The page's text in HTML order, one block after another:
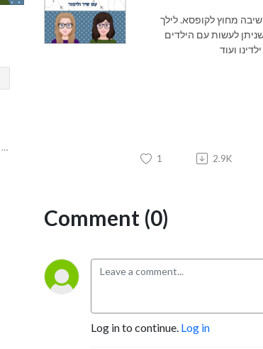
מחוץ לקופסא. לילך
לעשות עם הילדים
1 2.9K
Comment (0)
Log in to continue. Log in